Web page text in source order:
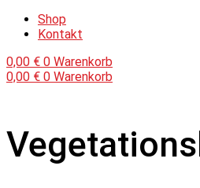
Shop
Kontakt
0,00 € 0 Warenkorb
0,00 € 0 Warenkorb